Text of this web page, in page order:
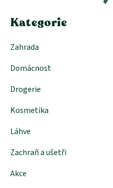
Kategorie
Zahrada
Domácnost
Drogerie
Kosmetika
Láhve
Zachraň a ušetři
Akce